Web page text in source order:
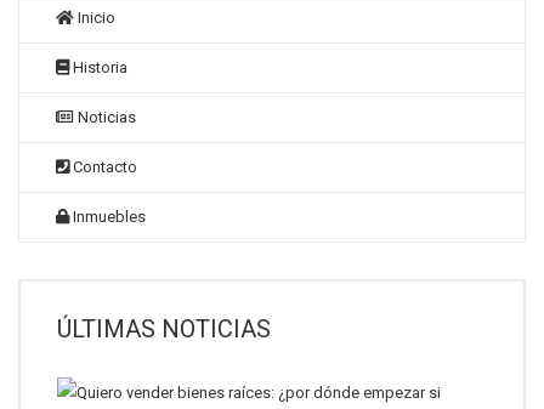
Inicio
Historia
Noticias
Contacto
Inmuebles
ÚLTIMAS NOTICIAS